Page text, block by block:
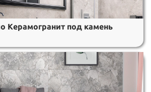
Керамогранит под камень